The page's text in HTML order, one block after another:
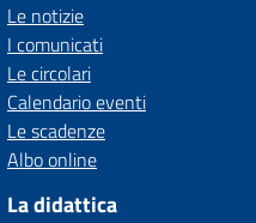
Le notizie
I comunicati
Le circolari
Calendario eventi
Le scadenze
Albo online
La didattica